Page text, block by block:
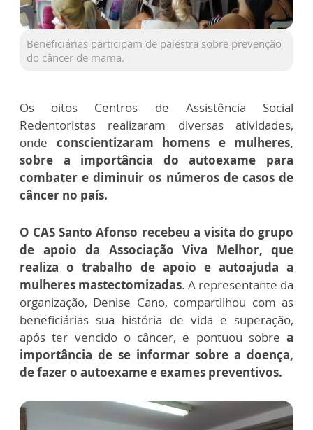
Beneficiárias participam de palestra sobre prevenção
do câncer de mama.
Os oitos Centros de Assistência Social
Redentoristas realizaram diversas atividades,
onde conscientizaram homens e mulheres,
sobre a importância do autoexame para
combater e diminuir os números de casos de
câncer no país.
O CAS Santo Afonso recebeu a visita do grupo
de apoio da Associação Viva Melhor, que
realiza o trabalho de apoio e autoajuda a
mulheres mastectomizadas. A representante da
organização, Denise Cano, compartilhou com as
beneficiárias sua história de vida e superação,
após ter vencido o câncer, e pontuou sobre a
importância de se informar sobre a doença,
de fazer o autoexame e exames preventivos.